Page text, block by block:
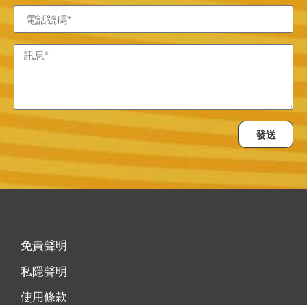
發送
免責聲明
私隱聲明
使用條款